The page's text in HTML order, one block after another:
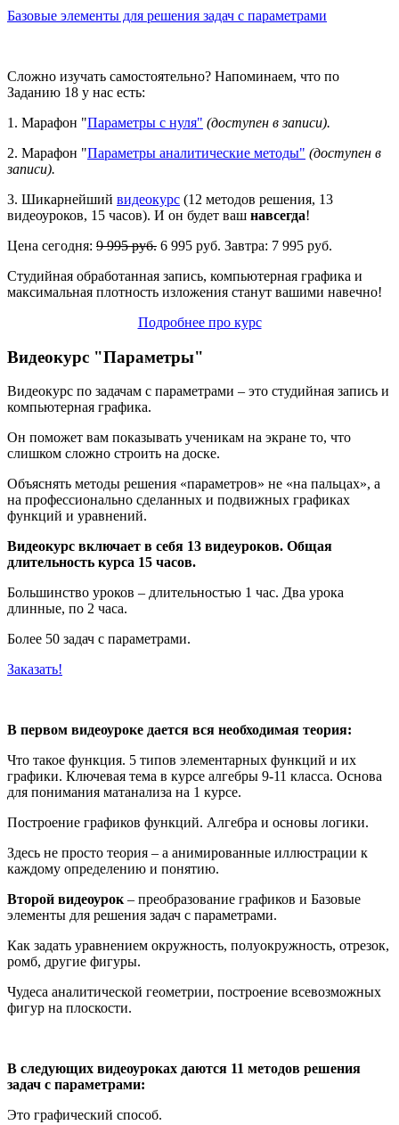
Базовые элементы для решения задач с параметрами
Сложно изучать самостоятельно? Напоминаем, что по
Заданию 18 у нас есть:
1. Марафон "Параметры с нуля" (доступен в записи).
2. Марафон "Параметры аналитические методы" (доступен в
записи).
3. Шикарнейший видеокурс (12 методов решения, 13
видеоуроков, 15 часов). И он будет ваш навсегда!
Цена сегодня: 9 995 руб. 6 995 руб. Завтра: 7 995 руб.
Студийная обработанная запись, компьютерная графика и
максимальная плотность изложения станут вашими навечно!
Подробнее про курс
Видеокурс "Параметры"
Видеокурс по задачам с параметрами – это студийная запись и
компьютерная графика.
Он поможет вам показывать ученикам на экране то, что
слишком сложно строить на доске.
Объяснять методы решения «параметров» не «на пальцах», а
на профессионально сделанных и подвижных графиках
функций и уравнений.
Видеокурс включает в себя 13 видеуроков. Общая
длительность курса 15 часов.
Большинство уроков – длительностью 1 час. Два урока
длинные, по 2 часа.
Более 50 задач с параметрами.
Заказать!
В первом видеоуроке дается вся необходимая теория:
Что такое функция. 5 типов элементарных функций и их
графики. Ключевая тема в курсе алгебры 9-11 класса. Основа
для понимания матанализа на 1 курсе.
Построение графиков функций. Алгебра и основы логики.
Здесь не просто теория – а анимированные иллюстрации к
каждому определению и понятию.
Второй видеоурок – преобразование графиков и Базовые
элементы для решения задач с параметрами.
Как задать уравнением окружность, полуокружность, отрезок,
ромб, другие фигуры.
Чудеса аналитической геометрии, построение всевозможных
фигур на плоскости.
В следующих видеоуроках даются 11 методов решения
задач с параметрами:
Это графический способ.